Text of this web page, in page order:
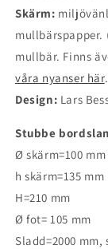
Skärm:
mullbärspapper.
mullbär. Finns
våra nyanser här
Design: Lars
Stubbe
Ø skärm=100 mm
h skärm=135 mm
H=210 mm
Ø fot= 105 mm
Sladd=2000